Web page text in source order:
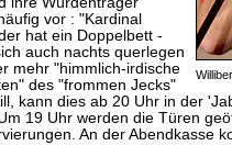
vor : "Kardinal
hat ein Doppelbett -
auch nachts querlegen
mehr "himmlich-irdische
des "frommen Jecks"
kann dies ab 20 Uhr in der
19 Uhr werden die Türen
An der Abendkasse